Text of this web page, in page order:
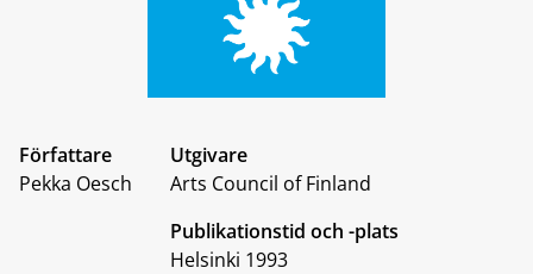
Författare
Pekka Oesch
Utgivare
Arts Council of Finland
Publikationstid och -plats
Helsinki 1993